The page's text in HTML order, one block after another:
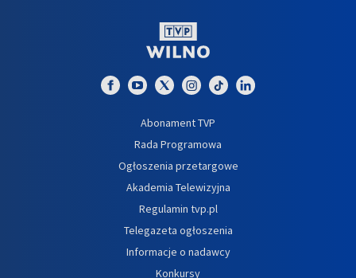
Abonament TVP
Rada Programowa
Ogłoszenia przetargowe
Akademia Telewizyjna
Regulamin tvp.pl
Telegazeta ogłoszenia
Informacje o nadawcy
Konkursy